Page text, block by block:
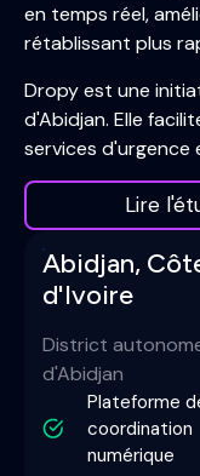
en temps réel,
rétablissant plus
Dropy est une
d'Abidjan. Elle
services
Lire
Abidjan,
d'Ivoire
District
d'Abidjan
Plateforme
coordination
numérique